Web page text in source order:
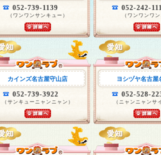
052-739-1139
（ワンワンサンキュー）
052-242-
（ワンワンワン
カインズ名古屋守山店
052-739-3922
（サンキューニャンニャン）
ヨシヅヤ名古屋
052-528-
（ニャンニャンサ